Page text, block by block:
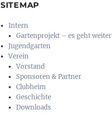
SITEMAP
Intern
Gartenprojekt – es geht weiter
Jugendgarten
Verein
Vorstand
Sponsoren & Partner
Clubheim
Geschichte
Downloads